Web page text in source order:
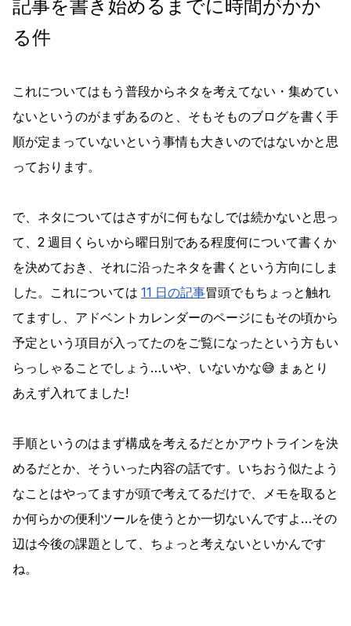
記事を書き始めるまでに時間がかか
る件
これについてはもう普段からネタを考えてない・集めてい
ないというのがまずあるのと、そもそものブログを書く手
順が定まっていないという事情も大きいのではないかと思
っております。
で、ネタについてはさすがに何もなしでは続かないと思っ
て、2 週目くらいから曜日別である程度何について書くか
を決めておき、それに沿ったネタを書くという方向にしま
した。これについては 11 日の記事冒頭でもちょっと触れ
てますし、アドベントカレンダーのページにもその頃から
予定という項目が入ってたのをご覧になったという方もい
らっしゃることでしょう…いや、いないかな😅 まぁとり
あえず入れてました!
手順というのはまず構成を考えるだとかアウトラインを決
めるだとか、そういった内容の話です。いちおう似たよう
なことはやってますが頭で考えてるだけで、メモを取ると
か何らかの便利ツールを使うとか一切ないんですよ…その
辺は今後の課題として、ちょっと考えないといかんです
ね。